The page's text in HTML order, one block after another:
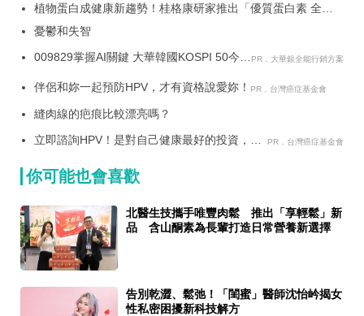
植物蛋白成健康新趨勢！桂格康研家推出「優質蛋白素 全植
物配方 三重植物蛋白搭配20克優質蛋白質 兼顧美味、營養
與永續，打造全民每日蛋白新選擇
憂鬱和失智
009829掌握AI關鍵 大華韓國KOSPI 50今強 PR．大華銀全能行銷方案
伴侶和妳一起預防HPV，才有資格說愛妳！ PR．台灣癌症基金會
縫肉線的疤痕比較漂亮嗎？
立即諮詢HPV！是對自己健康最好的投資，把
PR．台灣癌症基金會
你可能也會喜歡
北醫生技攜手唯豐肉鬆 推出「享輕鬆」新
品 含山酮素為長輩打造日常營養新選擇
告別乾澀、鬆弛！「閨蜜」醫師沈怡岒揭女
性私密困擾新科技解方